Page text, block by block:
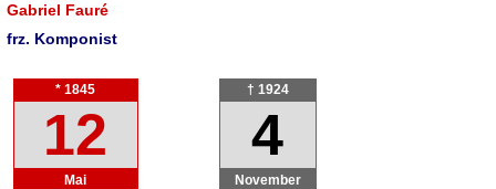
Gabriel Fauré
frz. Komponist
* 1845
12
Mai
† 1924
4
November